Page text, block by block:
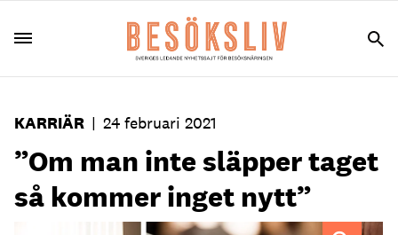
KARRIÄR | 24 februari 2021
”Om man inte släpper taget
så kommer inget nytt”